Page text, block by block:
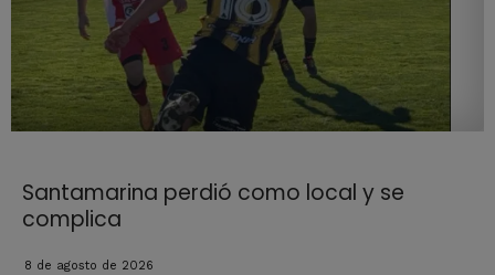
Santamarina perdió como local y se
complica
8 de agosto de 2026